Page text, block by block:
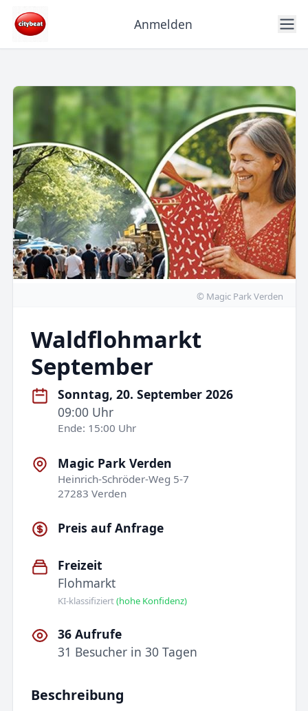
Anmelden
© Magic Park Verden
Waldflohmarkt
September
Sonntag, 20. September 2026
09:00 Uhr
Ende: 15:00 Uhr
Magic Park Verden
Heinrich-Schröder-Weg 5-7
27283 Verden
Preis auf Anfrage
Freizeit
Flohmarkt
KI-klassifiziert(hohe Konfidenz)
36 Aufrufe
31 Besucher in 30 Tagen
Beschreibung